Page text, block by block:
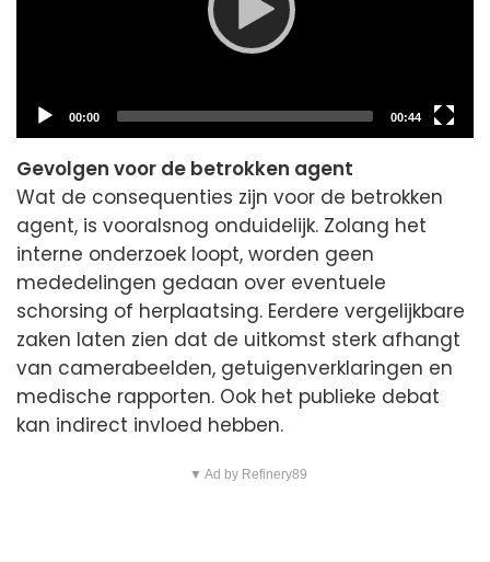
Current
00:00
Total
duration
00:44
Gevolgen voor de betrokken agent
Wat de consequenties zijn voor de betrokken
agent, is vooralsnog onduidelijk. Zolang het
interne onderzoek loopt, worden geen
mededelingen gedaan over eventuele
schorsing of herplaatsing. Eerdere vergelijkbare
zaken laten zien dat de uitkomst sterk afhangt
van camerabeelden, getuigenverklaringen en
medische rapporten. Ook het publieke debat
kan indirect invloed hebben.
▼ Ad by Refinery89